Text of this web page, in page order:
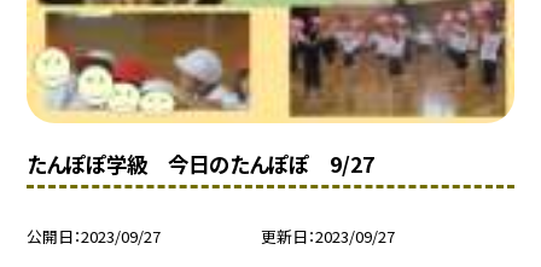
たんぽぽ学級 今日のたんぽぽ 9/27
公開日 2023/09/27 更新日 2023/09/27